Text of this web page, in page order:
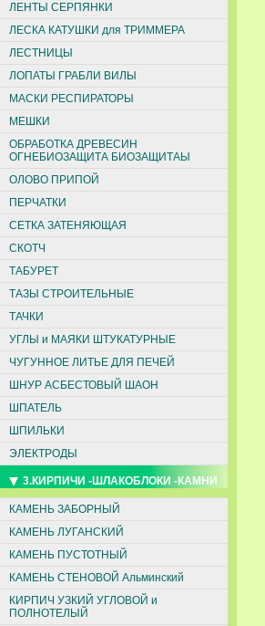
ЛЕНТЫ СЕРПЯНКИ
ЛЕСКА КАТУШКИ для ТРИММЕРА
ЛЕСТНИЦЫ
ЛОПАТЫ ГРАБЛИ ВИЛЫ
МАСКИ РЕСПИРАТОРЫ
МЕШКИ
ОБРАБОТКА ДРЕВЕСИН
ОГНЕБИОЗАЩИТА БИОЗАЩИТАЫ
ОЛОВО ПРИПОЙ
ПЕРЧАТКИ
СЕТКА ЗАТЕНЯЮЩАЯ
СКОТЧ
ТАБУРЕТ
ТАЗЫ СТРОИТЕЛЬНЫЕ
ТАЧКИ
УГЛЫ и МАЯКИ ШТУКАТУРНЫЕ
ЧУГУННОЕ ЛИТЬЕ ДЛЯ ПЕЧЕЙ
ШНУР АСБЕСТОВЫЙ ШАОН
ШПАТЕЛЬ
ШПИЛЬКИ
ЭЛЕКТРОДЫ
3.КИРПИЧИ -ШЛАКОБЛОКИ -КАМНИ
КАМЕНЬ ЗАБОРНЫЙ
КАМЕНЬ ЛУГАНСКИЙ
КАМЕНЬ ПУСТОТНЫЙ
КАМЕНЬ СТЕНОВОЙ Альминский
КИРПИЧ УЗКИЙ УГЛОВОЙ и
ПОЛНОТЕЛЫЙ